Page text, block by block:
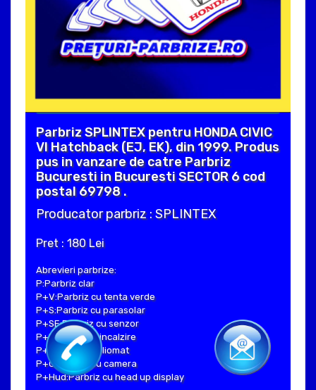
Parbriz SPLINTEX pentru HONDA CIVIC
VI Hatchback (EJ, EK), din 1999. Produs
pus in vanzare de catre Parbriz
Bucuresti in Bucuresti SECTOR 6 cod
postal 69798 .
Producator parbriz : SPLINTEX
Pret : 180 Lei
Abrevieri parbrize:
P:Parbriz clar
P+V:Parbriz cu tenta verde
P+S:Parbriz cu parasolar
P+SE:Parbriz cu senzor
P+I:Parbriz cu incalzire
P+H:Parbriz heliomat
P+C:Parbriz cu camera
P+Hud:Parbriz cu head up display